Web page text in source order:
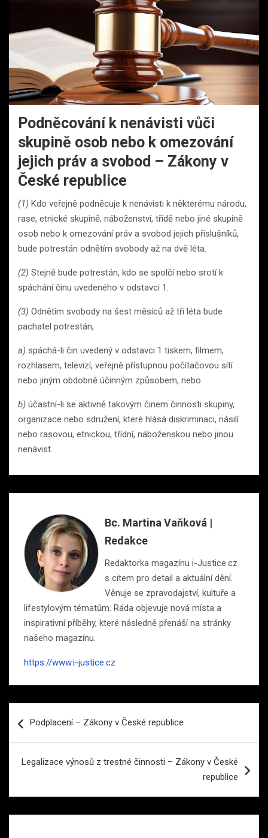
Podněcování k nenávisti vůči
skupině osob nebo k omezování
jejich práv a svobod – Zákony v
České republice
(1) Kdo veřejně podněcuje k nenávisti k některému národu,
rase, etnické skupině, náboženství, třídě nebo jiné skupině
osob nebo k omezování práv a svobod jejich příslušníků,
bude potrestán odnětím svobody až na dvě léta.
(2) Stejně bude potrestán, kdo se spolčí nebo srotí k
spáchání činu uvedeného v odstavci 1.
(3) Odnětím svobody na šest měsíců až tři léta bude
pachatel potrestán,
a) spáchá-li čin uvedený v odstavci 1 tiskem, filmem,
rozhlasem, televizí, veřejně přístupnou počítačovou sítí
nebo jiným obdobně účinným způsobem, nebo
b) účastní-li se aktivně takovým činem činnosti skupiny,
organizace nebo sdružení, které hlásá diskriminaci, násilí
nebo rasovou, etnickou, třídní, náboženskou nebo jinou
nenávist.
Bc. Martina Vaňková |
Redakce
Redaktorka magazínu i-Justice.cz
s citem pro detail a aktuální dění.
Věnuje se zpravodajství, kultuře a
lifestylovým tématům. Ráda objevuje nová místa a
inspirativní příběhy, které následně přenáší na stránky
našeho magazínu.
https://www.i-justice.cz
proPodplacení – Zákony v České republice
Legalizace výnosů z trestné činnosti – Zákony v České
republice